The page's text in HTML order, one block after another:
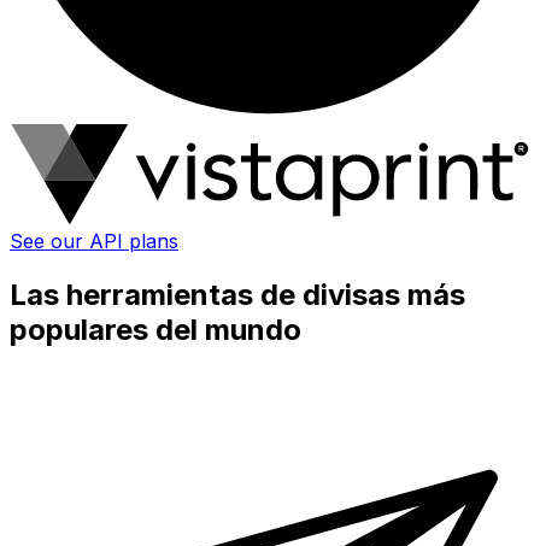
See our API plans
Las herramientas de divisas más
populares del mundo